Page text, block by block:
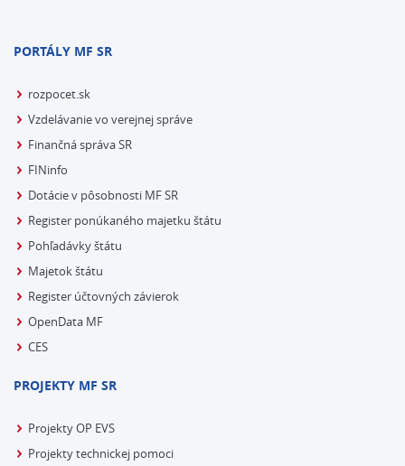
PORTÁLY MF SR
rozpocet.sk
Vzdelávanie vo verejnej správe
Finančná správa SR
FINinfo
Dotácie v pôsobnosti MF SR
Register ponúkaného majetku štátu
Pohľadávky štátu
Majetok štátu
Register účtovných závierok
OpenData MF
CES
PROJEKTY MF SR
Projekty OP EVS
Projekty technickej pomoci